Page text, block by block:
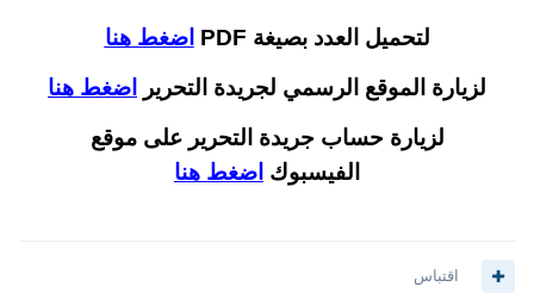
لتحميل العدد بصيغة PDF
اضغط هنا
لزيارة الموقع الرسمي لجريدة التحرير
اضغط هنا
لزيارة حساب جريدة التحرير على موقع
الفيسبوك اضغط هنا
اقتباس